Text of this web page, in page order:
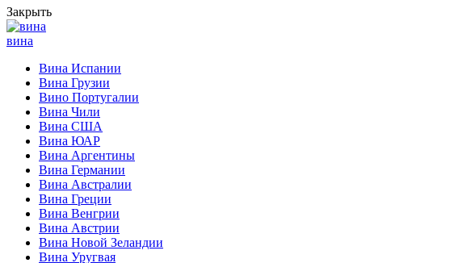
Закрыть
вина
Вина Испании
Вина Грузии
Вино Португалии
Вина Чили
Вина США
Вина ЮАР
Вина Аргентины
Вина Германии
Вина Австралии
Вина Греции
Вина Венгрии
Вина Австрии
Вина Новой Зеландии
Вина Уругвая